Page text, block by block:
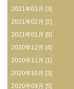
2021年03月 [3]
2021年02月 [2]
2021年01月 [9]
2020年12月 [4]
2020年11月 [1]
2020年10月 [3]
2020年09月 [5]